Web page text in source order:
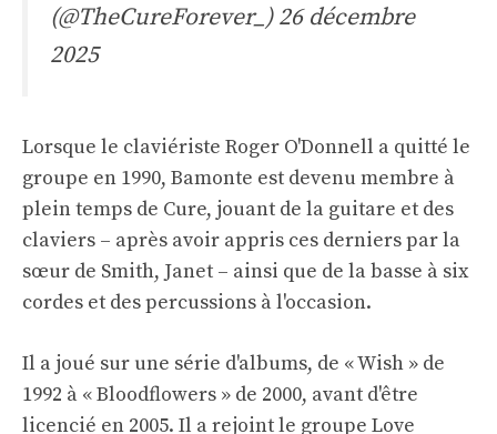
(@TheCureForever_)26 décembre
2025
Lorsque le claviériste Roger O'Donnell a quitté le
groupe en 1990, Bamonte est devenu membre à
plein temps de Cure, jouant de la guitare et des
claviers – après avoir appris ces derniers par la
sœur de Smith, Janet – ainsi que de la basse à six
cordes et des percussions à l'occasion.
Il a joué sur une série d'albums, de « Wish » de
1992 à « Bloodflowers » de 2000, avant d'être
licencié en 2005. Il a rejoint le groupe Love